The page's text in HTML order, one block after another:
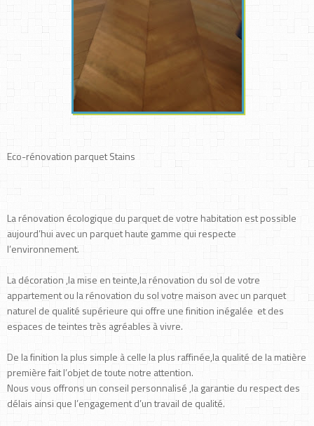
Eco-rénovation parquet Stains
La rénovation écologique du parquet de votre habitation est possible
aujourd’hui avec un parquet haute gamme qui respecte
l’environnement.
La décoration ,la mise en teinte,la rénovation du sol de votre
appartement ou la rénovation du sol votre maison avec un parquet
naturel de qualité supérieure qui offre une finition inégalée et des
espaces de teintes très agréables à vivre.
De la finition la plus simple à celle la plus raffinée,la qualité de la matière
première fait l’objet de toute notre attention.
Nous vous offrons un conseil personnalisé ,la garantie du respect des
délais ainsi que l’engagement d’un travail de qualité.